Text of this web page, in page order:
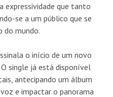
expressividade que tanto
se a um público que se
do mundo.
o início de um novo
single já está disponível
antecipando um álbum
e impactar o panorama